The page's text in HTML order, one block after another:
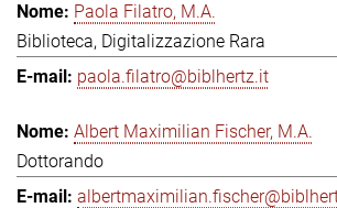
Paola Filatro, M.A.
Biblioteca, Digitalizzazione Rara
paola.filatro@biblhertz.it
Albert Maximilian Fischer, M.A.
Dottorando